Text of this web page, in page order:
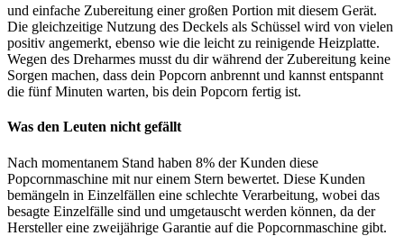
und einfache Zubereitung einer großen Portion mit diesem Gerät.
Die gleichzeitige Nutzung des Deckels als Schüssel wird von vielen
positiv angemerkt, ebenso wie die leicht zu reinigende Heizplatte.
Wegen des Dreharmes musst du dir während der Zubereitung keine
Sorgen machen, dass dein Popcorn anbrennt und kannst entspannt
die fünf Minuten warten, bis dein Popcorn fertig ist.
Was den Leuten nicht gefällt
Nach momentanem Stand haben 8% der Kunden diese
Popcornmaschine mit nur einem Stern bewertet. Diese Kunden
bemängeln in Einzelfällen eine schlechte Verarbeitung, wobei das
besagte Einzelfälle sind und umgetauscht werden können, da der
Hersteller eine zweijährige Garantie auf die Popcornmaschine gibt.